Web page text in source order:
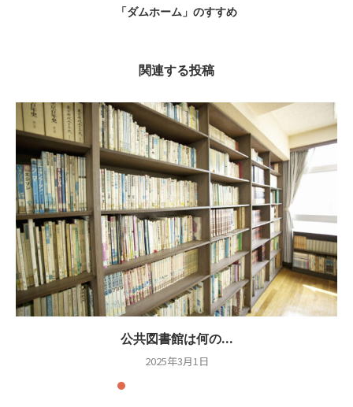
「ダムホーム」のすすめ
関連する投稿
公共図書館は何の...
2025年3月1日